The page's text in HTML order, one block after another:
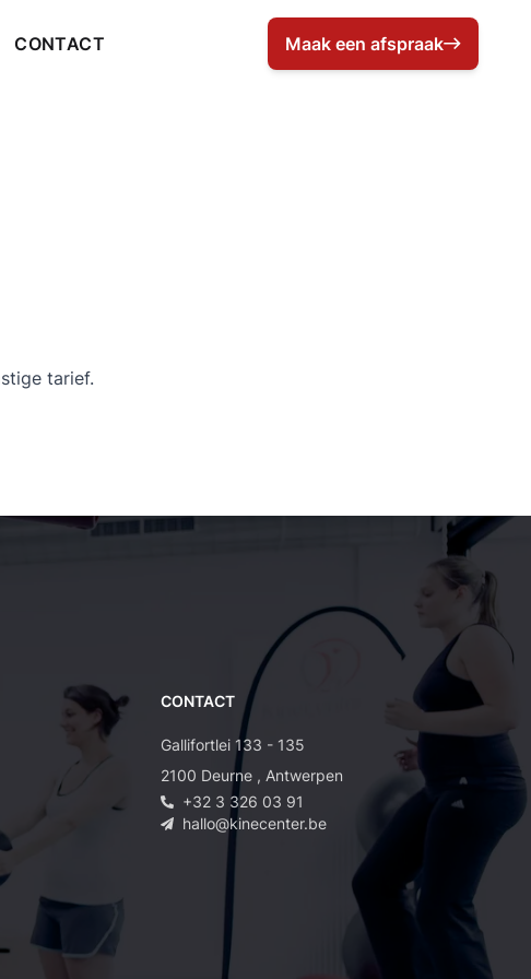
CONTACT
Kenesist Deurne: Maak een
Maak een afspraak
tarief.
CONTACT
Gallifortlei 133 - 135
2100 Deurne , Antwerpen
+32 3 326 03 91
hallo@kinecenter.be